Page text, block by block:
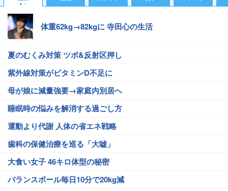
体重62kg→82kgに 寺田心の生活
夏のむくみ対策 ツボ&反射区押し
紫外線対策がビタミンD不足に
母が娘に減量強要→家庭内別居へ
睡眠時の悩みを解消する過ごし方
運動より代謝 人体の省エネ戦略
歯科の保健治療を巡る「大嘘」
大食い女子 46キロ体型の秘密
バランスボール毎日10分で20kg減